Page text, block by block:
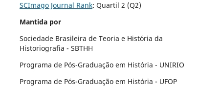
SCImago Journal Rank: Quartil 2 (Q2)
Mantida por
Sociedade Brasileira de Teoria e História da
Historiografia - SBTHH
Programa de Pós-Graduação em História - UNIRIO
Programa de Pós-Graduação em História - UFOP